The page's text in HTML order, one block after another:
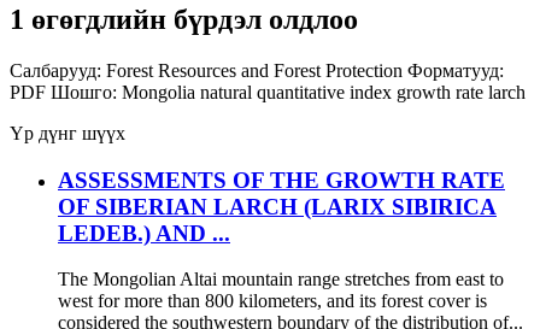
1 өгөгдлийн бүрдэл олдлоо
Салбарууд: Forest Resources and Forest Protection Форматууд:
PDF Шошго: Mongolia natural quantitative index growth rate larch
Үр дүнг шүүх
ASSESSMENTS OF THE GROWTH RATE
OF SIBERIAN LARCH (LARIX SIBIRICA
LEDEB.) AND ...
The Mongolian Altai mountain range stretches from east to
west for more than 800 kilometers, and its forest cover is
considered the southwestern boundary of the distribution of...